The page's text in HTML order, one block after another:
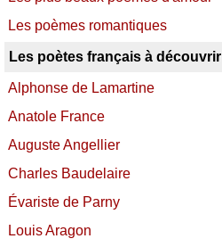
Les poèmes romantiques
Les poètes français à découvrir
Alphonse de Lamartine
Anatole France
Auguste Angellier
Charles Baudelaire
Évariste de Parny
Louis Aragon